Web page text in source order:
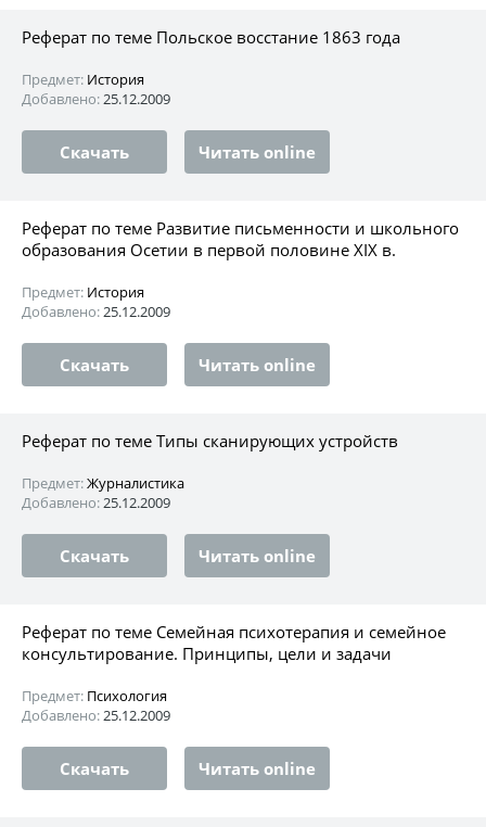
Реферат по теме Польское восстание 1863 года
Предмет: История
Добавлено:25.12.2009
Скачать Читать online
Реферат по теме Развитие письменности и школьного
образования Осетии в первой половине XIX в.
Предмет: История
Добавлено:25.12.2009
Скачать Читать online
Реферат по теме Типы сканирующих устройств
Предмет:Журналистика
Добавлено:25.12.2009
Скачать Читать online
Реферат по теме Семейная психотерапия и семейное
консультирование. Принципы, цели и задачи
Предмет: Психология
Добавлено:25.12.2009
Скачать Читать online